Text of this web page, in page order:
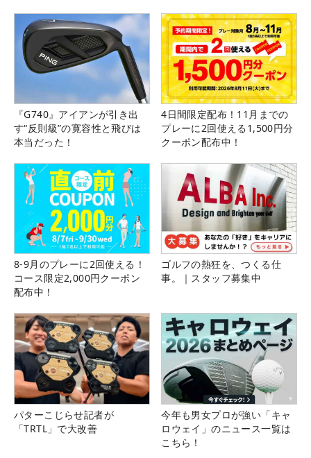
『G740』アイアンが引き出
す“反則級”の寛容性と飛びは
本当だった！
4日間限定配布！11月までの
プレーに2回使える1,500円分
クーポン配布中！
8-9月のプレーに2回使える！
コース限定2,000円クーポン
配布中！
ゴルフの熱狂を、つくる仕
事。｜スタッフ募集中
パターこじらせ記者が
「TRTL」で大改善
今年も男女プロが強い「キャ
ロウェイ」のニュース一覧は
こちら！